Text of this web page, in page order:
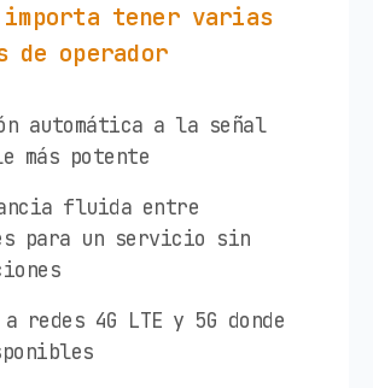
importa tener varias
de operador
automática a la señal
más potente
fluida entre
para un servicio sin
a redes 4G LTE y 5G donde